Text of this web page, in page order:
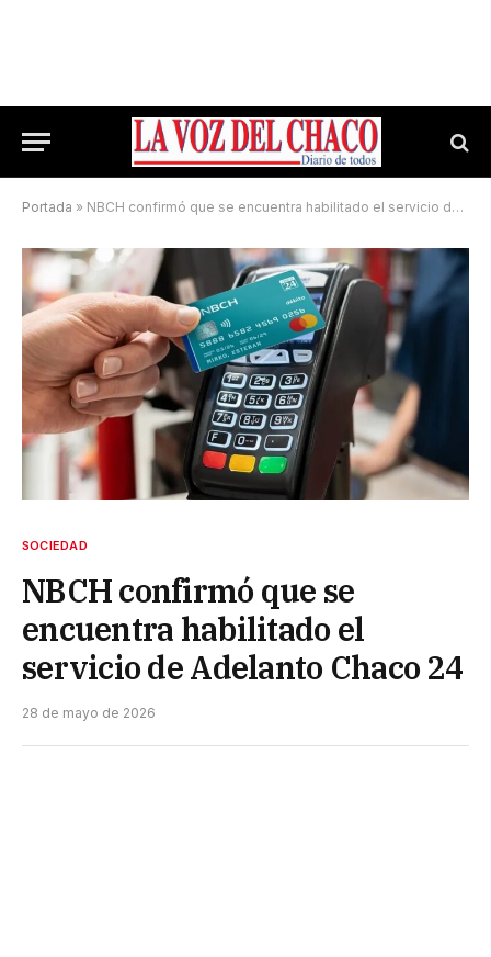
Portada » NBCH confirmó que se encuentra habilitado el servicio de Adelanto Chaco 24
SOCIEDAD
NBCH confirmó que se
encuentra habilitado el
servicio de Adelanto Chaco 24
28 de mayo de 2026